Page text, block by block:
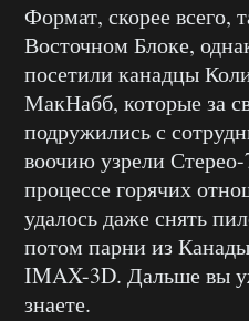
Формат, скорее всего,
Восточном Блоке,
посетили канадцы
МакНабб, которые за
подружились с
воочию узрели
процессе горячих
удалось даже снять
потом парни из
IMAX-3D. Дальше вы
знаете.